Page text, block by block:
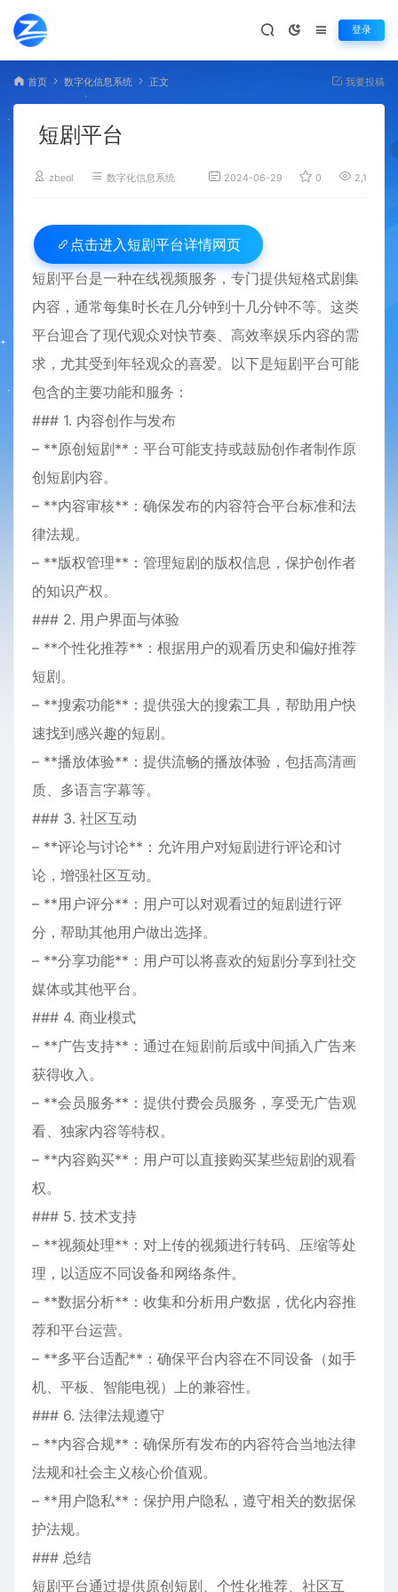
登录
首页 数字化信息系统 正文 我要投稿
短剧平台
zbeol 数字化信息系统 2024-06-29 0 2,194
点击进入 短剧平台详情网页
短剧平台是一种在线视频服务，专门提供短格式剧集
内容，通常每集时长在几分钟到十几分钟不等。这类
平台迎合了现代观众对快节奏、高效率娱乐内容的需
求，尤其受到年轻观众的喜爱。以下是短剧平台可能
包含的主要功能和服务：
### 1. 内容创作与发布
– **原创短剧**：平台可能支持或鼓励创作者制作原
创短剧内容。
– **内容审核**：确保发布的内容符合平台标准和法
律法规。
– **版权管理**：管理短剧的版权信息，保护创作者
的知识产权。
### 2. 用户界面与体验
– **个性化推荐**：根据用户的观看历史和偏好推荐
短剧。
– **搜索功能**：提供强大的搜索工具，帮助用户快
速找到感兴趣的短剧。
– **播放体验**：提供流畅的播放体验，包括高清画
质、多语言字幕等。
### 3. 社区互动
– **评论与讨论**：允许用户对短剧进行评论和讨
论，增强社区互动。
– **用户评分**：用户可以对观看过的短剧进行评
分，帮助其他用户做出选择。
– **分享功能**：用户可以将喜欢的短剧分享到社交
媒体或其他平台。
### 4. 商业模式
– **广告支持**：通过在短剧前后或中间插入广告来
获得收入。
– **会员服务**：提供付费会员服务，享受无广告观
看、独家内容等特权。
– **内容购买**：用户可以直接购买某些短剧的观看
权。
### 5. 技术支持
– **视频处理**：对上传的视频进行转码、压缩等处
理，以适应不同设备和网络条件。
– **数据分析**：收集和分析用户数据，优化内容推
荐和平台运营。
– **多平台适配**：确保平台内容在不同设备（如手
机、平板、智能电视）上的兼容性。
### 6. 法律法规遵守
– **内容合规**：确保所有发布的内容符合当地法律
法规和社会主义核心价值观。
– **用户隐私**：保护用户隐私，遵守相关的数据保
护法规。
### 总结
短剧平台通过提供原创短剧、个性化推荐、社区互